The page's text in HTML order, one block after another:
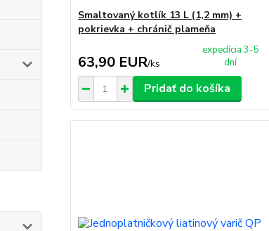
Smaltovaný kotlík 13 L (1,2 mm) +
pokrievka + chránič plameňa
63,90 EUR/ks
expedícia 3-5
dní
Pridať do košíka